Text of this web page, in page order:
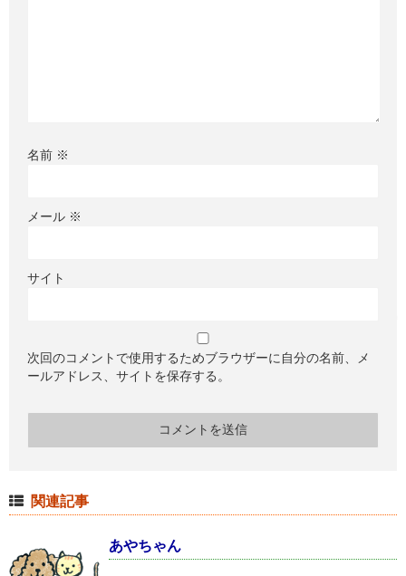
名前 ※
メール ※
サイト
次回のコメントで使用するためブラウザーに自分の名前、メ
ールアドレス、サイトを保存する。
関連記事
あやちゃん